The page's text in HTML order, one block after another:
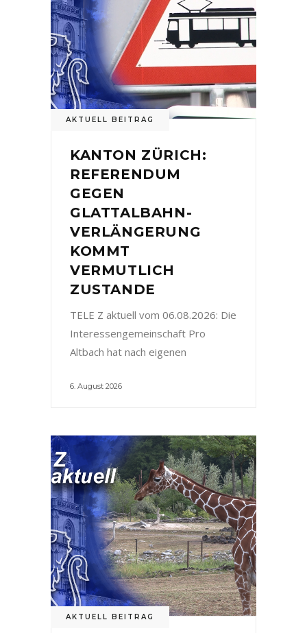
AKTUELL BEITRAG
KANTON ZÜRICH:
REFERENDUM
GEGEN
GLATTALBAHN-
VERLÄNGERUNG
KOMMT
VERMUTLICH
ZUSTANDE
TELE Z aktuell vom 06.08.2026: Die
Interessengemeinschaft Pro
Altbach hat nach eigenen
6. August 2026
AKTUELL BEITRAG